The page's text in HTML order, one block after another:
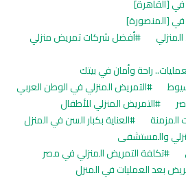
في [القاهرة]
في [المنصورة]
أفضل شركات تمريض منزلي
راحة وأمان في بيتك
التمريض المنزلي في الوطن العربي
التمريض المنزلي للأطفال
المزمنة
العناية بكبار السن في المنزل
والمستشفى
تكلفة التمريض المنزلي في مصر
بعد العمليات في المنزل